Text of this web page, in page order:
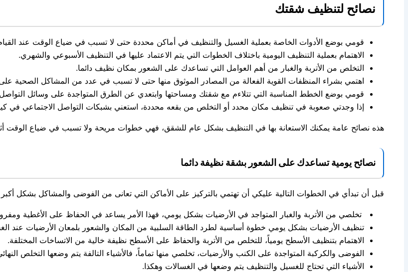
نصائح لتنظيف شقتك
قومي بوضع الأدوات الخاصة بعملية الغسيل والتنظيف في أماكن محددة حتى لا تسبب في ضياع الوقت عند
الاهتمام بعملية التنظيف اليومية باختلاف الخطوات التي يتم الاعتماد عليها في التنظيف الأسبوعي والشهري.
التخلص من الأتربة والغبار من أهم العوامل التي تساعدك على الشعور بمكان نظيف دائما.
اهتمي بشراء المنظفات القوية الفعالة من المصادر الموثوق منها حتى لا تسبب في عدد من المشاكل الصحية
قومي بوضع الخطط المناسبة التي تتلاءم مع شقتك ومساحتها وابتعدي عن الطرق المتواجدة على وسائل
إذا وجدتي صعوبة في تنظيف مكان محدد أو التخلص من بقعه محددة، استعني بشبكات التواصل الاجتماعي في
هذه نصائح عامة يمكنك الاستعانة بها في التنظيف بشكل عام للشقق، فهي خطوات مريحة ولا تسبب في ضياع الوقت
نصائح يومية تساعدك على الشعور بشقة نظيفة دائما
قبل أن تبدأي في الخطوات التالية عليكي أن تهتمي بالتركيز على الأماكن التي تعانى من الفوضى والمشاكل بشكل
تخلصي من الأتربة والغبار المتواجد في الأرضيات بشكل يومي، فهذا الأمر يساعد في الحفاظ على الأغطية
تنظيف الأرضيات بشكل يومي خطوة أساسية لطرد الطاقة السلبية من المكان والشعور بلمعان الأرضيات عند
الاهتمام بتنظيف الأسطح يومياً، للتخلص من الأتربة والحفاظ على الأسطح نظيفة خالية من الاتساخات المختلفة.
الفوضى والكركبة المتواجدة على الكنب والأرضيات، تخلصي منها تماماً، فالأشياء التالفة يتم وضعها التخلص
الأشياء التي تحتاج للغسيل والتنظيف يتم وضعها في الغسالات وهكذا.